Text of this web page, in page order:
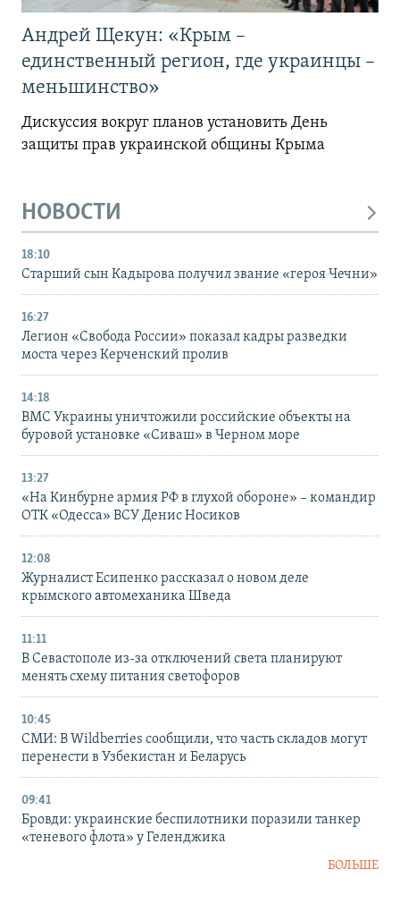
Андрей Щекун: «Крым –
единственный регион, где украинцы –
меньшинство»
Дискуссия вокруг планов установить День
защиты прав украинской общины Крыма
НОВОСТИ
18:10
Старший сын Кадырова получил звание «героя Чечни»
16:27
Легион «Свобода России» показал кадры разведки
моста через Керченский пролив
14:18
ВМС Украины уничтожили российские объекты на
буровой установке «Сиваш» в Черном море
13:27
«На Кинбурне армия РФ в глухой обороне» – командир
ОТК «Одесса» ВСУ Денис Носиков
12:08
Журналист Есипенко рассказал о новом деле
крымского автомеханика Шведа
11:11
В Севастополе из-за отключений света планируют
менять схему питания светофоров
10:45
СМИ: В Wildberries сообщили, что часть складов могут
перенести в Узбекистан и Беларусь
09:41
Бровди: украинские беспилотники поразили танкер
«теневого флота» у Геленджика
БОЛЬШЕ